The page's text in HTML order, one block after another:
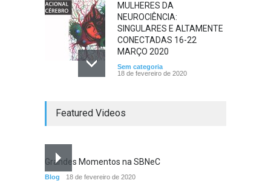
MULHERES DA
NEUROCIÊNCIA:
SINGULARES E ALTAMENTE
CONECTADAS 16-22
MARÇO 2020
Sem categoria
18 de fevereiro de 2020
AS DECLARAÇÕES DO
Sem categoria
Featured Videos
Grandes Momentos na SBNeC
Blog 18 de fevereiro de 2020